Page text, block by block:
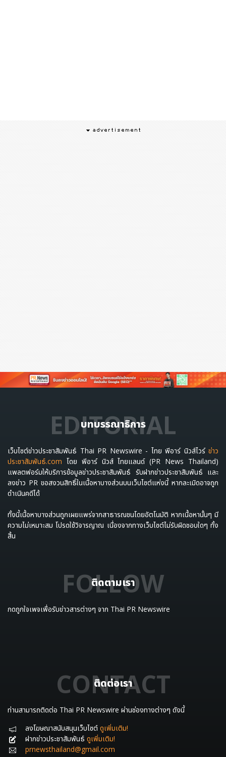
บทบรรณาธิการ
EDITORIAL
เว็บไซต์ข่าวประชาสัมพันธ์ Thai PR Newswire - ไทย พีอาร์ นิวส์ไวร์ ข่าว
ประชาสัมพันธ์.com โดย พีอาร์ นิวส์ ไทยแลนด์ (PR News Thailand)
แพลตฟอร์มให้บริการข้อมูลข่าวประชาสัมพันธ์ รับฝากข่าวประชาสัมพันธ์ และ
ลงข่าว PR ขอสงวนสิทธิ์ในเนื้อหาบางส่วนบนเว็บไซต์แห่งนี้ หากละเมิดอาจถูก
ดำเนินคดีได้
ทั้งนี้เนื้อหาบางส่วนถูกเผยแพร่จากสาธารณชนโดยอัตโนมัติ หากเนื้อหานั้นๆ มี
ความไม่เหมาะสม โปรดใช้วิจารญาณ เนื่องจากทางเว็บไซต์ไม่รับผิดชอบใดๆ ทั้ง
สิ้น
ติดตามเรา
FOLLOW
กดถูกใจเพจเพื่อรับข่าวสารต่างๆ จาก Thai PR Newswire
ติดต่อเรา
CONTACT
ท่านสามารถติดต่อ Thai PR Newswire ผ่านช่องทางต่างๆ ดังนี้
ลงโฆษณาสนับสนุนเว็บไซต์ ดูเพิ่มเติม!
ฝากข่าวประชาสัมพันธ์ ดูเพิ่มเติม!
prnewsthailand@gmail.com